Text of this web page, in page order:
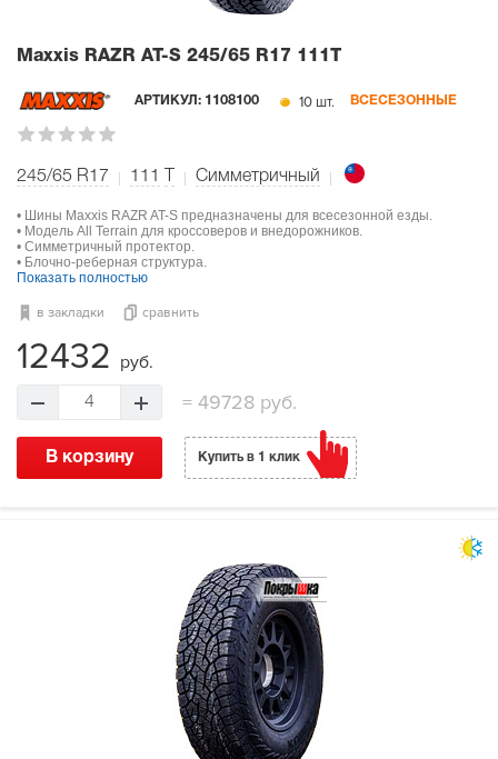
Maxxis RAZR AT-S 245/65 R17 111T
АРТИКУЛ: 1108100 10 шт. ВСЕСЕЗОННЫЕ
245/65 R17 111 Симметричный
• Шины Maxxis RAZR AT-S предназначены для всесезонной езды.
• Модель All Terrain для кроссоверов и внедорожников.
• Симметричный протектор.
• Блочно-реберная структура.
Показать полностью
в закладки сравнить
12432 руб.
4 = 49728 руб.
В корзину Купить в 1 клик